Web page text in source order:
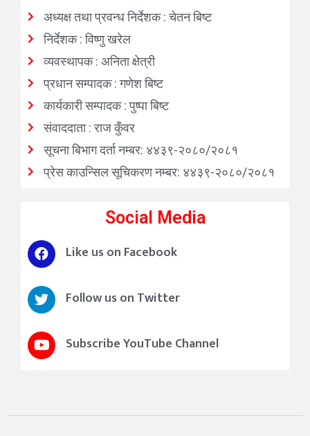
अध्यक्ष तथा प्रवन्ध निर्देशक : चेतन बिष्ट
निर्देशक : विष्णु खरेल
व्यवस्थापक : अनिता क्षेत्री
प्रधान सम्पादक : गणेश बिष्ट
कार्यकारी सम्पादक : पुष्पा बिष्ट
संवाददाता : राज कुँवर
सूचना बिभाग दर्ता नम्बर: ४४३९-२०८०/२०८१
प्रेस काउन्सिल सूचिकरण नम्बर: ४४३९-२०८०/२०८१
Social Media
Like us on Facebook
Follow us on Twitter
Subscribe YouTube Channel